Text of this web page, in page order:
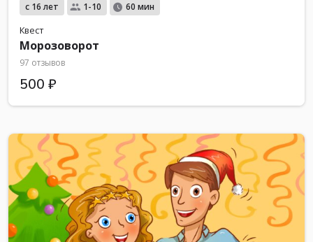
с 16 лет 1-10 60 мин
Квест
Морозоворот
97 отзывов
500 ₽